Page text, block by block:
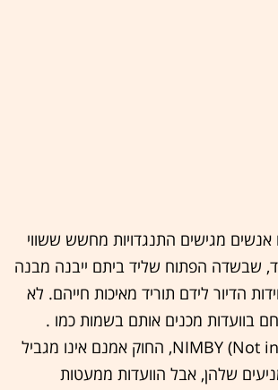
מגישים התנגדויות מחשש ששווי
שבשדה הפתוח שליד ביתם ייבנה מבנה
הדיור לידם תוריד מאיכות חייהם. לא
בוועדות מכנים אותם בשמות כמו .
(NIMBY (Not in my back yard, החוק אמנם אינו מגביל
שלהן, אבל הוועדות ממעטות